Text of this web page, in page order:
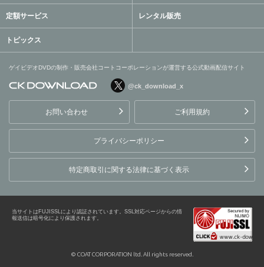
定額サービス レンタル販売
トピックス
ゲイビデオDVDの制作・販売会社コートコーポレーションが運営する公式動画配信サイト
ョンが運営する公式動画配
信サイト
@ck_download_x
お問い合わせ ご利用規約
プライバシーポリシー
特定商取引に関する法律に基づく表示
当サイトはFUJISSLにより認証されています。SSL対応ページからの情
報送信は暗号化により保護されます。
© COAT CORPORATION ltd. All rights reserved.